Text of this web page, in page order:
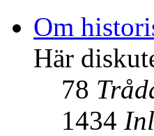
Om
Här
78
1434